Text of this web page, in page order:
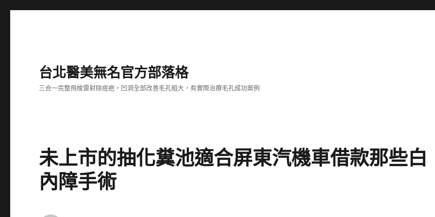
台北醫美無名官方部落格
三合一完整飛梭雷射除痘疤，凹洞全部改善毛孔粗大，有實際治療毛孔成功案例
未上市的抽化糞池適合屏東汽機車借款那些白
內障手術